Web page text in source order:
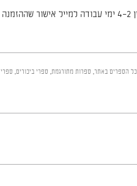
* איסוף ללא עלות מרח׳ הירקון 35, יבנה. יש להמתין 2–4 ימי עבודה למייל אישור שההזמנה
כל הספרים באתר, ספרות מתורגמת, ספרי ביכורים, ספרי